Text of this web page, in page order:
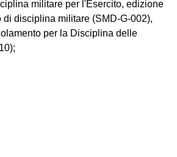
militare per l'Esercito, edizione
di disciplina militare (SMD-G-002),
per la Disciplina delle